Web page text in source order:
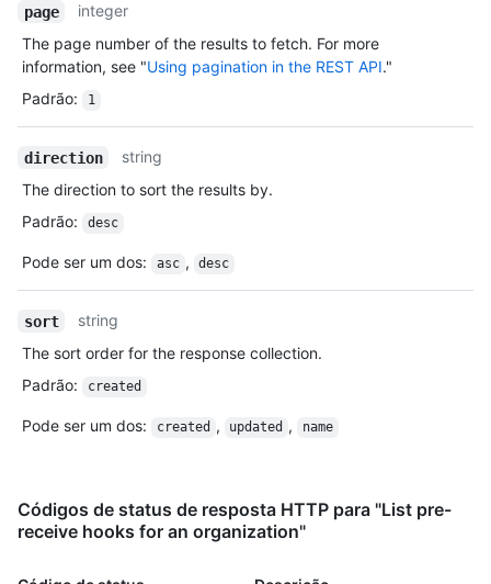
page
integer
The page number of the results to fetch. For more
information, see "Using pagination in the REST API."
Padrão: 1
direction
string
The direction to sort the results by.
Padrão: desc
Pode ser um dos: asc , desc
sort
string
The sort order for the response collection.
Padrão: created
Pode ser um dos: created , updated , name
Códigos de status de resposta HTTP para "List pre-
receive hooks for an organization"